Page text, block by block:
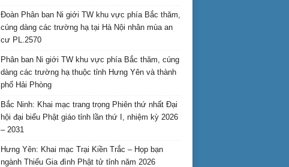
Đoàn Phân ban Ni giới TW khu vực phía Bắc thăm,
cúng dàng các trường hạ tại Hà Nội nhân mùa an
cư PL.2570
Phân ban Ni giới TW khu vực phía Bắc thăm, cúng
dàng các trường hạ thuộc tỉnh Hưng Yên và thành
phố Hải Phòng
Bắc Ninh: Khai mạc trang trọng Phiên thứ nhất Đại
hội đại biểu Phật giáo tỉnh lần thứ I, nhiệm kỳ 2026
– 2031
Hưng Yên: Khai mạc Trại Kiền Trắc – Họp bạn
ngành Thiếu Gia đình Phật tử tỉnh năm 2026